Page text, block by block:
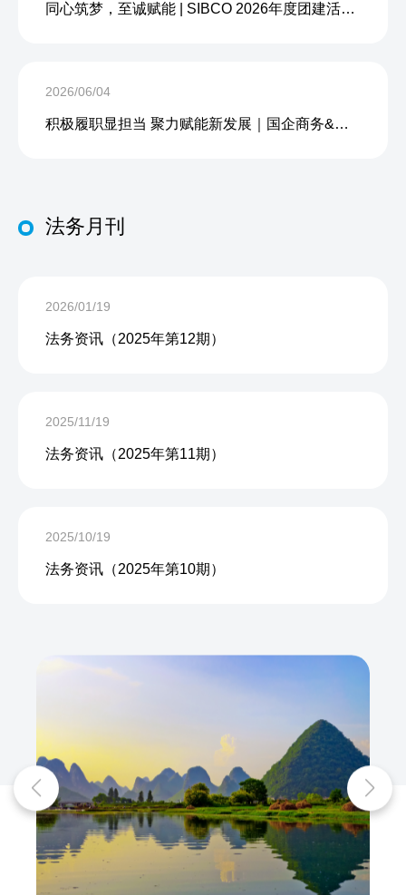
同心筑梦，至诚赋能 | SIBCO 2026年度团建活动圆满收官
2026/06/04
积极履职显担当 聚力赋能新发展｜国企商务&中企人力出席上海现代服务业联合会第五届会员大会第三次会议暨2026服务业高质量发展大会
法务月刊
2026/01/19
法务资讯（2025年第12期）
2025/11/19
法务资讯（2025年第11期）
2025/10/19
法务资讯（2025年第10期）